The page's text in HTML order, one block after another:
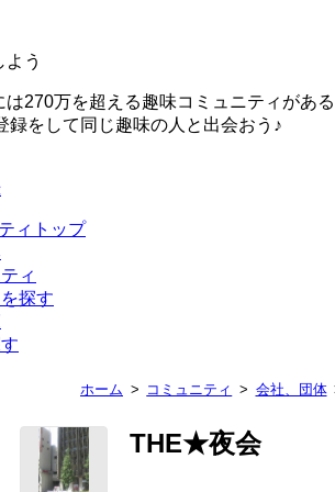
う
270万を超える趣味コミュニティがある
録をして同じ趣味の人と出会おう♪
ィトップ
ィ
探す
ホーム コミュニティ 会社、団体
THE★夜会